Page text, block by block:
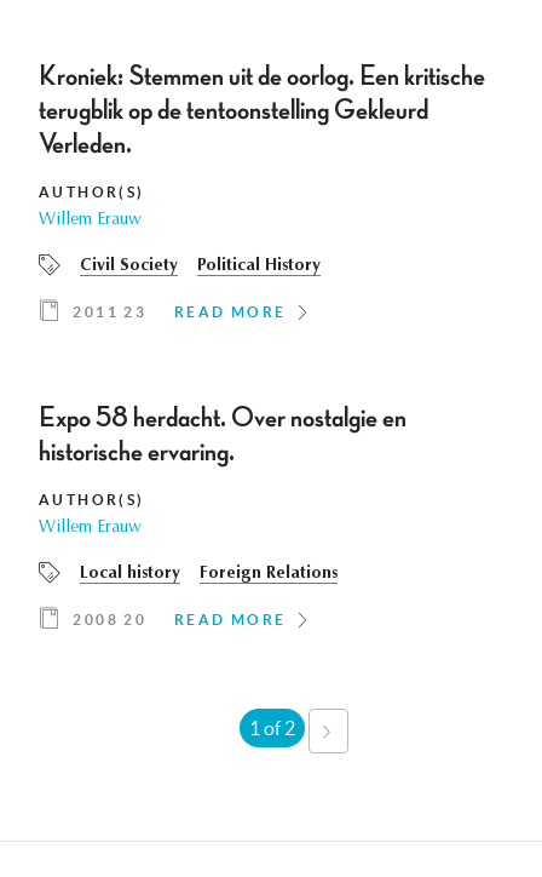
Kroniek: Stemmen uit de oorlog. Een kritische
terugblik op de tentoonstelling Gekleurd
Verleden.
AUTHOR(S)
Willem Erauw
Civil Society Political History
2011 23 READ MORE
Expo 58 herdacht. Over nostalgie en
historische ervaring.
AUTHOR(S)
Willem Erauw
Local history Foreign Relations
2008 20 READ MORE
1 of 2